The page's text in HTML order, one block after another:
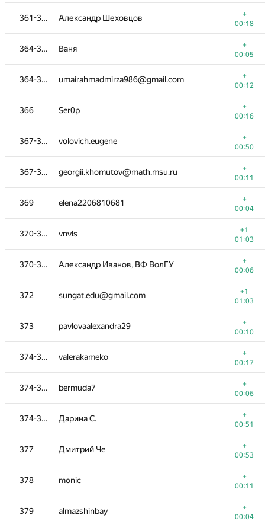
361-363 Александр Шеховцов
+
00:18
364-365 Ваня
+
00:05
364-365 umairahmadmirza986@gmail.com
+
00:12
366 Ser0p
+
00:16
367-368 volovich.eugene
+
00:50
367-368 georgii.khomutov@math.msu.ru
+
00:11
369 elena2206810681
+
00:04
370-371 vnvls
+1
01:03
370-371 Александр Иванов, ВФ ВолГУ
+
00:06
372 sungat.edu@gmail.com
+1
01:03
373 pavlovaalexandra29
+
00:10
374-376 valerakameko
+
00:17
374-376 bermuda7
+
00:06
374-376 Дарина С.
+
00:51
377 Дмитрий Че
+
00:53
378 monic
+
00:11
379 almazshinbay
+
00:04
1280 3274
dmikarpoff
00:06
ilyastarost@gmail.com
00:13
353 phatyerto@gmail.com
+
00:14
354 ariel-0
00:09
355 juniorchen0720@gmail.com
+1
00:08
356 sharingan202
00:04
357 imetelkov
00:06
358 khanterrr
00:08
kreker-bububu
00:08
kotyakotb
00:08
Семён Паненков
00:24
Serik12121
00:06